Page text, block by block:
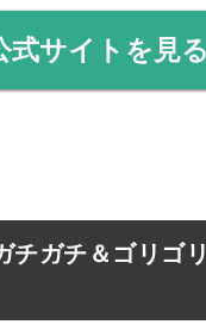
式サイトを見る
チガチ＆ゴリゴ